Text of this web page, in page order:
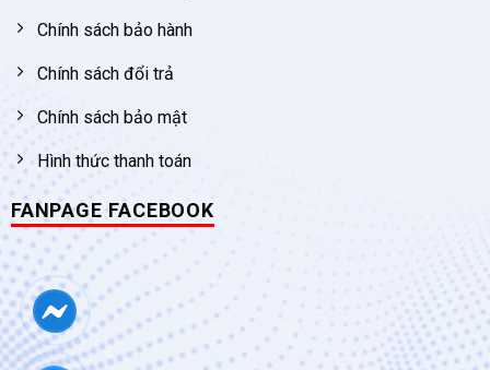
Chính sách bảo hành
Chính sách đổi trả
Chính sách bảo mật
Hình thức thanh toán
FANPAGE FACEBOOK